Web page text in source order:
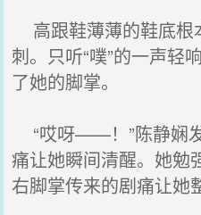
高跟鞋薄薄的鞋底根
刺。只听“噗”的一声轻
了她的脚掌。
“哎呀——！”陈静娴
痛让她瞬间清醒。她勉
右脚掌传来的剧痛让她